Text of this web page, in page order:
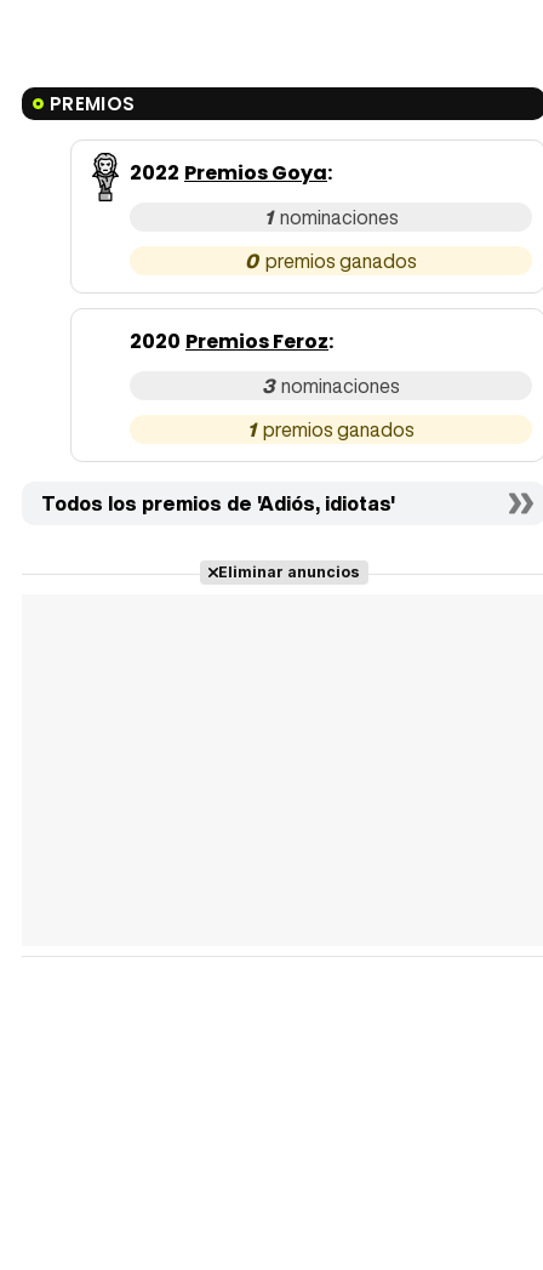
PREMIOS
2022 Premios Goya:
1
0
2020 Premios Feroz:
3
1
Todos los premios de 'Adiós, idiotas'
Eliminar anuncios